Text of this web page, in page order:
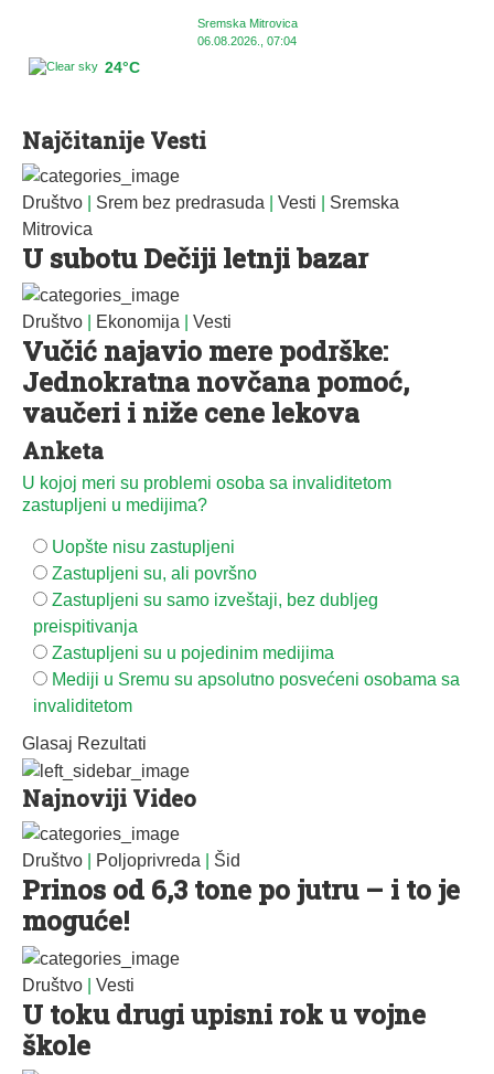
Sremska Mitrovica
06.08.2026., 07:04
24°C
Najčitanije Vesti
Društvo Srem bez predrasuda Vesti
Sremska
Mitrovica
U subotu Dečiji letnji bazar
Društvo Ekonomija Vesti
Vučić najavio mere podrške:
Jednokratna novčana pomoć,
vaučeri i niže cene lekova
Anketa
U kojoj meri su problemi osoba sa invaliditetom
zastupljeni u medijima?
Uopšte nisu zastupljeni
Zastupljeni su, ali površno
Zastupljeni su samo izveštaji, bez dubljeg
preispitivanja
Zastupljeni su u pojedinim medijima
Mediji u Sremu su apsolutno posvećeni osobama sa
invaliditetom
Glasaj Rezultati
Najnoviji Video
Društvo Poljoprivreda Šid
Prinos od 6,3 tone po jutru – i to je
moguće!
Društvo Vesti
U toku drugi upisni rok u vojne
škole